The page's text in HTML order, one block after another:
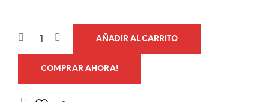
AÑADIR AL CARRITO
COMPRAR AHORA!